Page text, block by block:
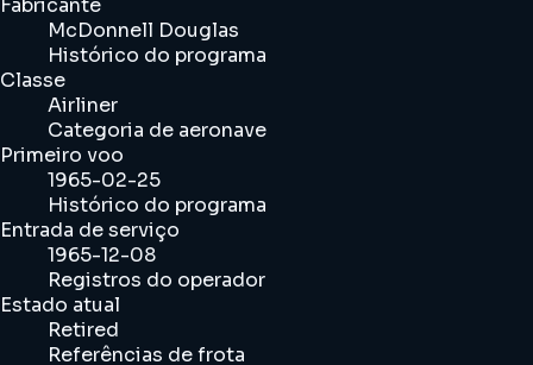
Fabricante
McDonnell Douglas
Histórico do programa
Classe
Airliner
Categoria de aeronave
Primeiro voo
1965-02-25
Histórico do programa
Entrada de serviço
1965-12-08
Registros do operador
Estado atual
Retired
Referências de frota